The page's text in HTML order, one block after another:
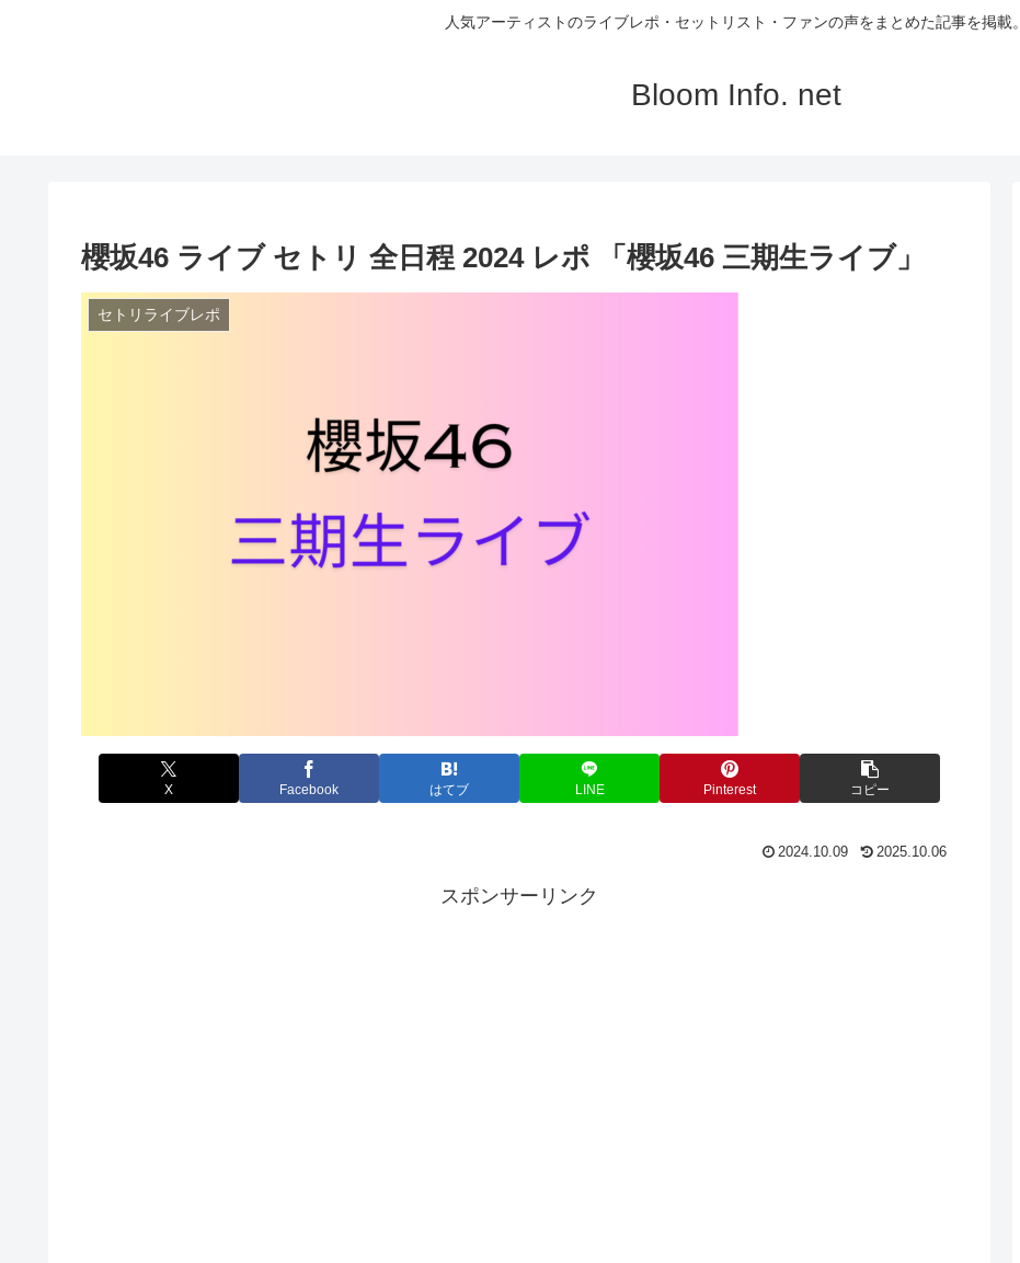
人気アーティストのライブレポ・セットリスト・ファンの声をまとめた記事を掲載。
Bloom Info. net
櫻坂46 ライブ セトリ 全日程 2024 レポ 「櫻坂46 三期生ライブ」
セトリライブレポ
X Facebook はてブ LINE Pinterest コピー
2024.10.09 2025.10.06
スポンサーリンク